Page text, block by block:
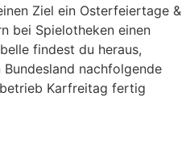
Ziel ein Osterfeiertage &
bei Spielotheken einen
findest du heraus,
nachfolgende
Karfreitag fertig